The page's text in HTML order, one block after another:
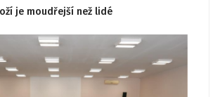
je moudřejší než lidé